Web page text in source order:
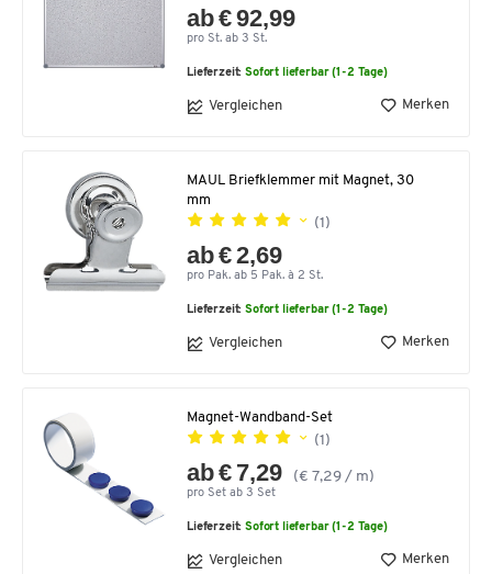
ab € 92,99
pro St. ab 3 St.
Lieferzeit:Sofort lieferbar (1-2 Tage)
Vergleichen Merken
MAUL Briefklemmer mit Magnet, 30
mm
(1)
ab € 2,69
pro Pak. ab 5 Pak. à 2 St.
Lieferzeit:Sofort lieferbar (1-2 Tage)
Vergleichen Merken
Magnet-Wandband-Set
(1)
ab € 7,29 (€ 7,29 / m)
pro Set ab 3 Set
Lieferzeit:Sofort lieferbar (1-2 Tage)
Vergleichen Merken